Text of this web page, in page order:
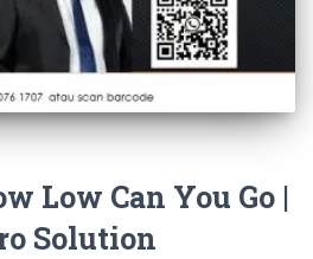
Low Can You Go |
Solution